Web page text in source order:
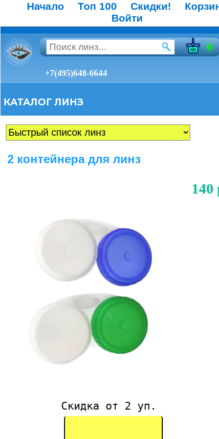
Начало Топ 100 Скидки!
Войти
0
+7(495)648-6644
КАТАЛОГ ЛИНЗ
2 контейнера для линз
140
Скидка от 2 уп.